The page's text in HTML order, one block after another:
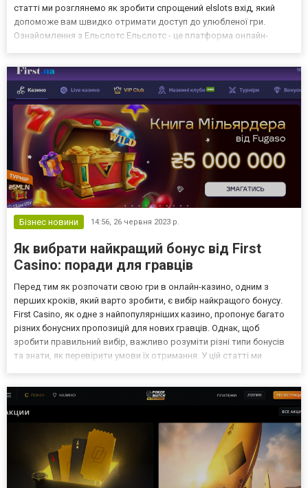
статті ми розглянемо як зробити спрощений elslots вхід, який
допоможе вам швидко отримати доступ до улюбленої гри.
Ознайомлення з Ельслотс Ельслотс - це платформа онлайн-
Бізнес новини 14:56, 26 червня 2023 р.
Як вибрати найкращий бонус від First
Casino: поради для гравців
Перед тим як розпочати свою гри в онлайн-казино, одним з
перших кроків, який варто зробити, є вибір найкращого бонусу.
First Casino, як одне з найпопулярніших казино, пропонує багато
різних бонусних пропозицій для нових гравців. Однак, щоб
зробити правильний вибір, важливо розуміти різні типи бонусів
та знати, як перевірити умови їх отримання. У цій статті ми